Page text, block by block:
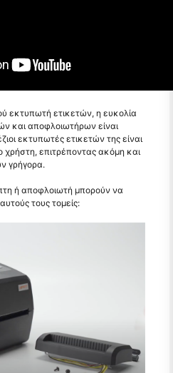
εκτυπωτή ετικετών, η ευκολία
και αποφλοιωτήρων είναι
εκτυπωτές ετικετών της είναι
χρήστη, επιτρέποντας ακόμη και
γρήγορα.
ή αποφλοιωτή μπορούν να
τους τομείς: